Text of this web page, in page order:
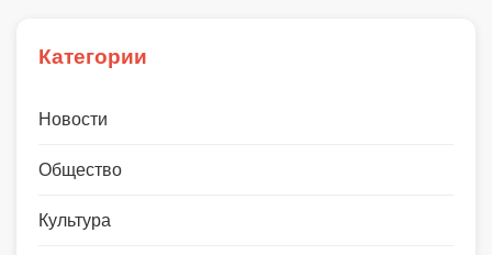
Категории
Новости
Общество
Культура